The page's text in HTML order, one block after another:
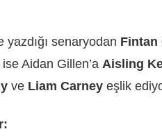
yazdığı senaryodan Fintan
Aidan Gillen’a Aisling
ve Liam Carney eşlik